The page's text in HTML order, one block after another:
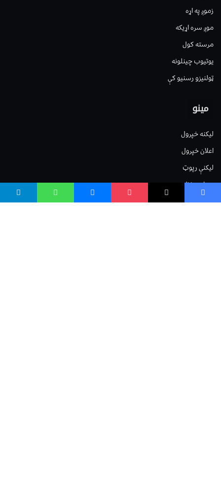
زموږ په اړه
موږ سره اړیکه
مرسته کول
یوتیوب چینلونه
ټولنیزو رسنیو کې
مینو
لیکنه خپرول
اعلان خپرول
لیکنې رپوټ
ستاسو نظر
Terms of Service